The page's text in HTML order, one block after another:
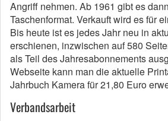
Angriff nehmen. Ab 1961 gibt es
Taschenformat. Verkauft wird es für
Bis heute ist es jedes Jahr neu in
erschienen, inzwischen auf 580
als Teil des Jahresabonnements
Webseite kann man die aktuelle
Jahrbuch Kamera für 21,80 Euro
Verbandsarbeit